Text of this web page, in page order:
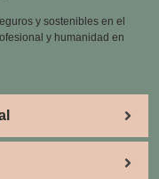
y sostenibles en el
y humanidad en